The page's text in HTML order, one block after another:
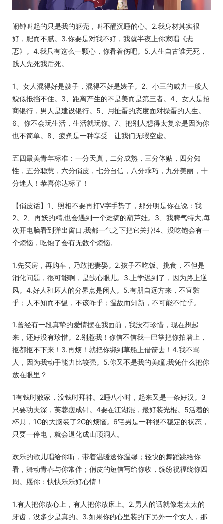
闹钟叫起的只是我的躯壳，叫不醒沉睡的心。2.我身材其实很
好，肥而不腻。3.你要是对我不好，我就半夜上你家唱《忐
忑》。4.我只有这么一颗心，你看着伤吧。5.人生自古谁无死，
贱人先死我后死。
1、女人混得好是嫂子，混得不好是婊子。2、小三的威力一般人
貌似抵挡不住。3、距离产生的不是美而是第三者。4、女人是招
商银行，男人是建设银行。5、用扯蛋的态度面对操蛋的人生。
6、你不会玩生活，生活就玩你。7、把别人想得太复杂是因为你
也不简单。8、疲惫是一种享受，让我们无暇空虚。
五四最美青年标准：一分天真，二分成熟，三分体贴，四分知
性，五分聪慧，六分俏皮，七分自信，八分乖巧，九分美丽，十
分迷人！恭喜你达标了！
【俏皮话】1、照相不要再打V字手势了，那分明是你在说：我
2。2、再妖的精,也会遇到一个难搞的葫芦娃。3、我脾气特大,每
次开电脑看到弹出窗口,我都一气之下把它关掉!4、没吃饱会有一
个烦恼，吃饱了会有无数个烦恼。
1.先买房，再购车，乃敢把妻娶。2.孩子不吃饭、挑食，不但是
消化问题，很可能啊，是缺心眼儿。3.上学迟到了，因为路上逆
风。4.好人和坏人的分界点是闲人。5.有朋自远方来，不宜黏
乎；人不知而不愠，不该咋乎；温故而知新，不可能不忙乎。
1.曾经有一段真挚的爱情摆在我面前，我没有珍惜，现在想起
来，还好没有珍惜。2.别惹我！你信不信我一巴掌把你拍墙上，
抠都抠不下来！3.再烦！就把你绑到草船上借箭去！4.我不骂
人，因为我动手能力比较强。5.你又不是我的美瞳,我凭什么把你
放在眼里？
1有钱时败家，没钱时拜神。2睡八小时，起来又是一条好汉。3
只要功夫深，芙蓉瘦成针。4要在江湖混，最好装光棍。5活着的
杯具，1G的大脑装了2G的烦恼。6宅男是一种很不稳定的状态，
只要一停电，就会退化成山顶洞人。
欢乐的歌儿唱给你听，带着温暖送你温馨；轻快的舞蹈跳给你
看，舞动青春与你常伴；俏皮的短信写给你收，缤纷祝福绕你四
周。愿你：快快乐乐好心情！
1.有人把你放心上，有人把你放床上。2.男人的话就像老太太的
牙齿，没多少是真的。3.如果你的心里装的下另外一个女人，那